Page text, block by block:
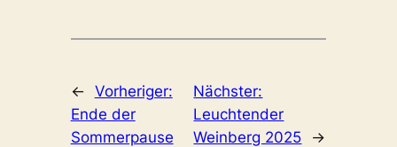
← Vorheriger:
Ende der
Sommerpause
Nächster:
Leuchtender
Weinberg 2025
→